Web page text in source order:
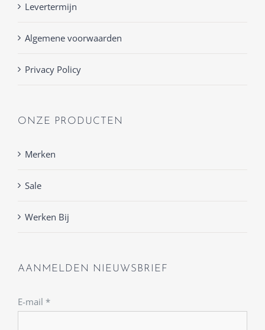
Levertermijn
Algemene voorwaarden
Privacy Policy
ONZE PRODUCTEN
Merken
Sale
Werken Bij
AANMELDEN NIEUWSBRIEF
E-mail *